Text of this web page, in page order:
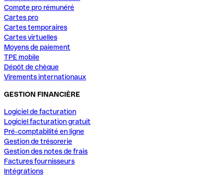
Compte pro rémunéré
Cartes pro
Cartes temporaires
Cartes virtuelles
Moyens de paiement
TPE mobile
Dépôt de chèque
Virements internationaux
GESTION FINANCIÈRE
Logiciel de facturation
Logiciel facturation gratuit
Pré-comptabilité en ligne
Gestion de trésorerie
Gestion des notes de frais
Factures fournisseurs
Intégrations